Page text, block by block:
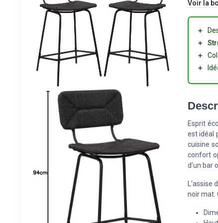
Voir la
＋
＋
＋
＋
Esprit
est idéal
cuisine
confort
d'un bar
L'assise
noir mat.